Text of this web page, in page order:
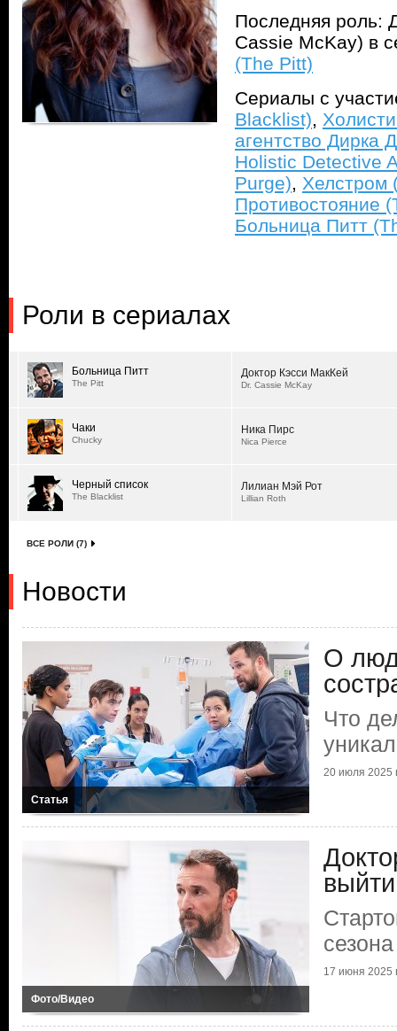
Последняя роль:
Cassie McKay) в
(The Pitt)
Сериалы с
Blacklist),
агентство Дирка
Holistic Detective
Purge), Хелстром
Противостояние
Больница Питт
Роли в сериалах
Больница Питт
The Pitt
Доктор Кэсси МакКей
Dr. Cassie McKay
Чаки
Chucky
Ника Пирс
Nica Pierce
Черный список
The Blacklist
Лилиан Мэй Рот
Lillian Roth
ВСЕ РОЛИ (7)
Новости
Статья
О
Что
20 июля 2025
Фото/Видео
17 июня 2025